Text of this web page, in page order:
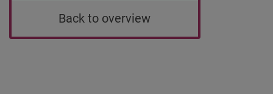
Back to overview